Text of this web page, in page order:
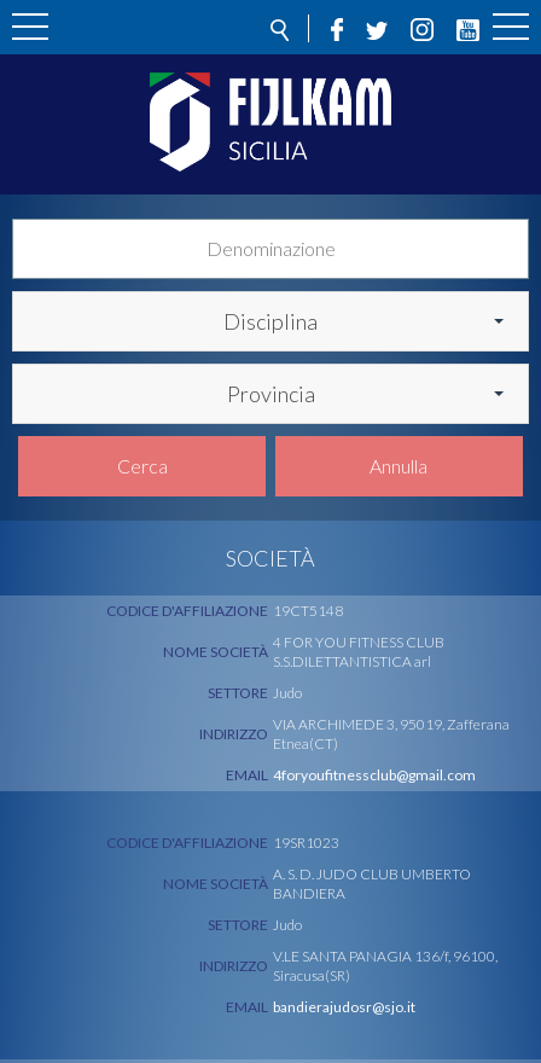
Disciplina
Provincia
Cerca Annulla
SOCIETÀ
CODICE D'AFFILIAZIONE 19CT5148
NOME SOCIETÀ
4 FOR YOU FITNESS CLUB
S.S.DILETTANTISTICA arl
SETTORE Judo
INDIRIZZO
VIA ARCHIMEDE 3, 95019, Zafferana
Etnea(CT)
EMAIL 4foryoufitnessclub@gmail.com
CODICE D'AFFILIAZIONE 19SR1023
NOME SOCIETÀ
A. S. D. JUDO CLUB UMBERTO
BANDIERA
SETTORE Judo
INDIRIZZO
V.LE SANTA PANAGIA 136/f, 96100,
Siracusa(SR)
EMAIL bandierajudosr@sjo.it